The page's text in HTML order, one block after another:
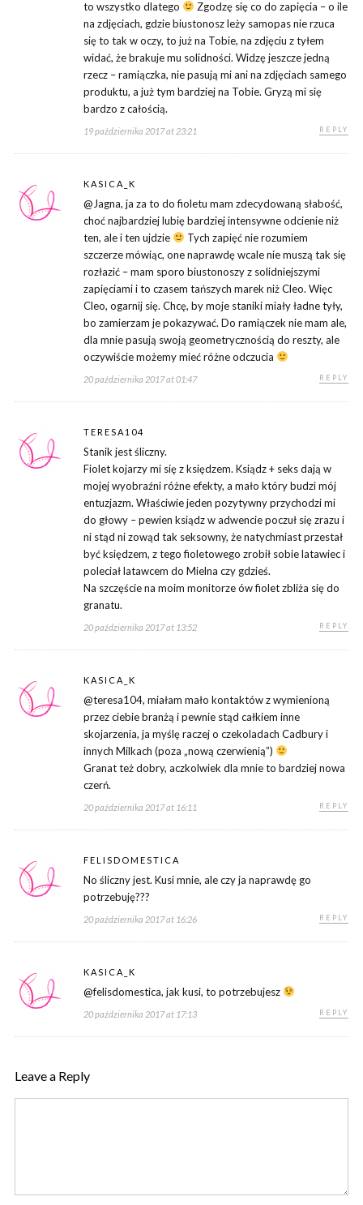
to wszystko dlatego
Zgodzę się co do zapięcia – o ile
na zdjęciach, gdzie biustonosz leży samopas nie rzuca
się to tak w oczy, to już na Tobie, na zdjęciu z tyłem
widać, że brakuje mu solidności. Widzę jeszcze jedną
rzecz – ramiączka, nie pasują mi ani na zdjęciach samego
produktu, a już tym bardziej na Tobie. Gryzą mi się
bardzo z całością.
19 października 2017 at 23:21 REPLY
KASICA_K
@Jagna, ja za to do fioletu mam zdecydowaną słabość,
choć najbardziej lubię bardziej intensywne odcienie niż
ten, ale i ten ujdzie
Tych zapięć nie rozumiem
szczerze mówiąc, one naprawdę wcale nie muszą tak się
rozłazić – mam sporo biustonoszy z solidniejszymi
zapięciami i to czasem tańszych marek niż Cleo. Więc
Cleo, ogarnij się. Chcę, by moje staniki miały ładne tyły,
bo zamierzam je pokazywać. Do ramiączek nie mam ale,
dla mnie pasują swoją geometrycznością do reszty, ale
oczywiście możemy mieć różne odczucia
20 października 2017 at 01:47 REPLY
TERESA104
Stanik jest śliczny.
Fiolet kojarzy mi się z księdzem. Ksiądz + seks dają w
mojej wyobraźni różne efekty, a mało który budzi mój
entuzjazm. Właściwie jeden pozytywny przychodzi mi
do głowy – pewien ksiądz w adwencie poczuł się zrazu i
ni stąd ni zowąd tak seksowny, że natychmiast przestał
być księdzem, z tego fioletowego zrobił sobie latawiec i
poleciał latawcem do Mielna czy gdzieś.
Na szczęście na moim monitorze ów fiolet zbliża się do
granatu.
20 października 2017 at 13:52 REPLY
KASICA_K
@teresa104, miałam mało kontaktów z wymienioną
przez ciebie branżą i pewnie stąd całkiem inne
skojarzenia, ja myślę raczej o czekoladach Cadbury i
innych Milkach (poza „nową czerwienią”)
Granat też dobry, aczkolwiek dla mnie to bardziej nowa
czerń.
20 października 2017 at 16:11 REPLY
FELISDOMESTICA
No śliczny jest. Kusi mnie, ale czy ja naprawdę go
potrzebuję???
20 października 2017 at 16:26 REPLY
KASICA_K
@felisdomestica, jak kusi, to potrzebujesz
20 października 2017 at 17:13 REPLY
Leave a Reply